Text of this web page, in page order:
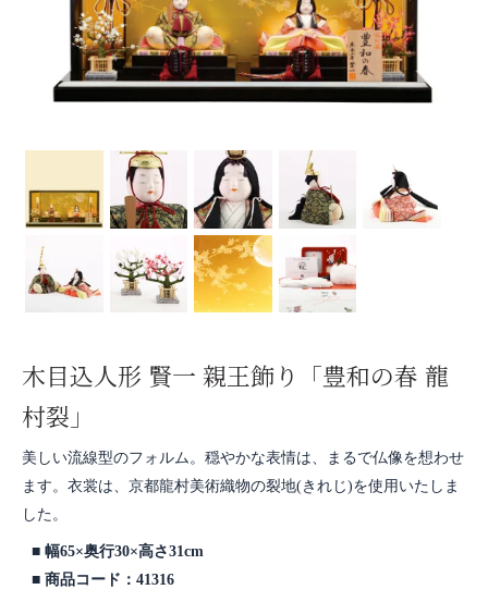
木目込人形 賢一 親王飾り「豊和の春 龍
村裂」
美しい流線型のフォルム。穏やかな表情は、まるで仏像を想わせ
ます。衣裳は、京都龍村美術織物の裂地(きれじ)を使用いたしま
した。
幅65×奥行30×高さ31cm
商品コード：41316